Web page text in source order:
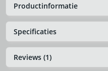
Productinformatie
Specificaties
Reviews (1)